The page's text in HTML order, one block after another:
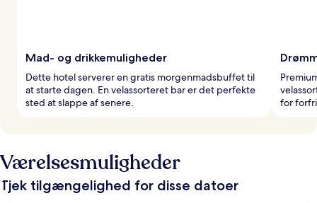
Mad- og drikkemuligheder
Dette hotel serverer en gratis morgenmadsbuffet til
at starte dagen. En velassorteret bar er det perfekte
sted at slappe af senere.
for
Værelsesmuligheder
Tjek tilgængelighed for disse datoer